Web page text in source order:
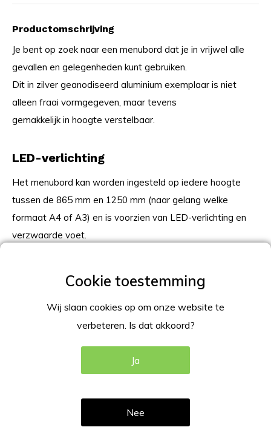
Productomschrijving
Je bent op zoek naar een menubord dat je in vrijwel alle
gevallen en gelegenheden kunt gebruiken.
Dit in zilver geanodiseerd aluminium exemplaar is niet
alleen fraai vormgegeven, maar tevens
gemakkelijk in hoogte verstelbaar.
LED-verlichting
Het menubord kan worden ingesteld op iedere hoogte
tussen de 865 mm en 1250 mm (naar gelang welke
formaat A4 of A3) en is voorzien van LED-verlichting en
verzwaarde voet.
Flexibel menubord LED flexibel
telescopisch in A4 of A3
Dit flexibele menubord LED flexibel telescopisch in hoogte
verstelbaar is, en leverbaar in de maten A4 en A3.
Specificatie
De kliklijst is kantelbaar, en verstelbaar in landscape
Wij slaan cookies op om onze website te
verbeteren. Is dat akkoord?
Ja
Nee